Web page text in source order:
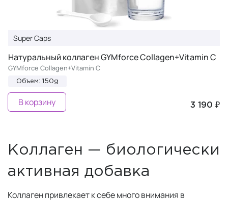
Super Caps
Натуральный коллаген GYMforce Collagen+Vitamin C
GYMforce Collagen+Vitamin C
Объем: 150g
3 190 ₽
В корзину
Коллаген — биологически
активная добавка
Коллаген привлекает к себе много внимания в